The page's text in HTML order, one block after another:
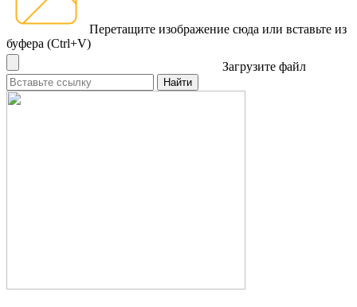
Перетащите изображение сюда или вставьте из
буфера (Ctrl+V)
Загрузите файл
Найти